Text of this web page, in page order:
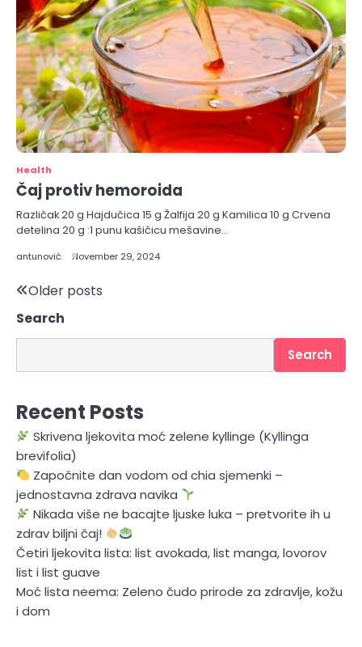
Health
Čaj protiv hemoroida
Različak 20 g Hajdučica 15 g Žalfija 20 g Kamilica 10 g Crvena
detelina 20 g :1 punu kašičicu mešavine…
antunović November 29, 2024
Posts
navigation
Older posts
Search
Search
Recent Posts
Skrivena ljekovita moć zelene kyllinge (Kyllinga
brevifolia)
Započnite dan vodom od chia sjemenki –
jednostavna zdrava navika
Nikada više ne bacajte ljuske luka – pretvorite ih u
zdrav biljni čaj!
Četiri ljekovita lista: list avokada, list manga, lovorov
list i list guave
Moć lista neema: Zeleno čudo prirode za zdravlje, kožu
i dom